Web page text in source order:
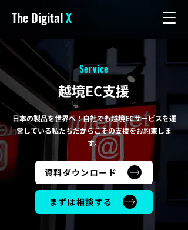
The DigitalX
Service
越境EC支援
日本の製品を世界へ！自社でも越境ECサービスを運
営している私たちだからこその支援をお約束しま
す。
資料ダウンロード
まずは相談する